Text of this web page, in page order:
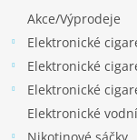
Akce/Výprodeje
Elektronické
Elektronické
Elektronické
Elektronické